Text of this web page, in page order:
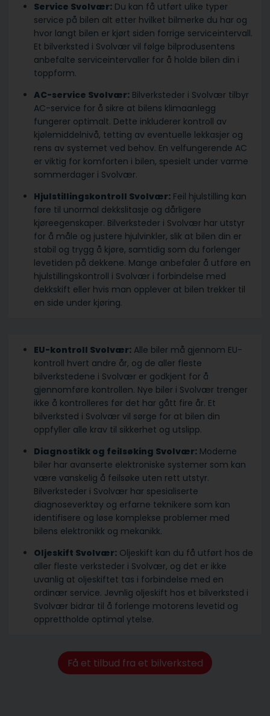
Service Svolvær: Du kan få utført ulike typer
service på bilen alt etter hvilket bilmerke du har og
hvor langt bilen er kjørt siden forrige serviceintervall.
Et bilverksted i Svolvær vil følge bilprodusentens
anbefalte serviceintervaller for å holde bilen din i
toppform.
AC-service Svolvær: Bilverksteder i Svolvær tilbyr
AC-service for å sikre at bilens klimaanlegg
fungerer optimalt. Dette inkluderer kontroll av
kjølemiddelnivå, tetting av eventuelle lekkasjer og
rens av systemet ved behov. En velfungerende AC
er viktig for komforten i bilen, spesielt under varme
sommerdager i Svolvær.
Hjulstillingskontroll Svolvær: Feil hjulstilling kan
føre til unormal dekkslitasje og dårligere
kjøreegenskaper. Bilverksteder i Svolvær har utstyr
for å måle og justere hjulvinkler, slik at bilen din er
stabil og trygg å kjøre, samtidig som du forlenger
levetiden på dekkene. Mange anbefaler å utføre en
hjulstillingskontroll i Svolvær i forbindelse med
dekkskift eller hvis man opplever at bilen trekker til
en side under kjøring.
EU-kontroll Svolvær: Alle biler må gjennom EU-
kontroll hvert andre år, og de aller fleste
bilverkstedene i Svolvær er godkjent for å
gjennomføre kontrollen. Nye biler i Svolvær trenger
ikke å kontrolleres før det har gått fire år. Et
bilverksted i Svolvær vil sørge for at bilen din
oppfyller alle krav til sikkerhet og utslipp.
Diagnostikk og feilsøking Svolvær: Moderne
biler har avanserte elektroniske systemer som kan
være vanskelig å feilsøke uten rett utstyr.
Bilverksteder i Svolvær har spesialiserte
diagnoseverktøy og erfarne teknikere som kan
identifisere og løse komplekse problemer med
bilens elektronikk og mekanikk.
Oljeskift Svolvær: Oljeskift kan du få utført hos de
aller fleste verksteder i Svolvær, og det er ikke
uvanlig at oljeskiftet tas i forbindelse med en
ordinær service. Jevnlig oljeskift hos et bilverksted i
Svolvær bidrar til å forlenge motorens levetid og
opprettholde optimal ytelse.
Få et tilbud fra et bilverksted